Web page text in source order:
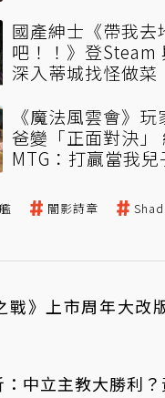
國產紳士《帶我去
吧！！》登Steam
深入蒂城找怪做菜
《魔法風雲會》
爸變「正面對決」
MTG：打贏當我兒
闇影詩章
戰》上市周年大改
：中立主教大勝利